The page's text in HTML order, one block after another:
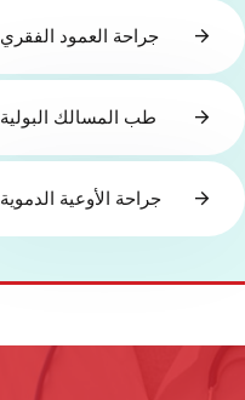
جراحة العمود الفقري
طب المسالك البولية
جراحة الأوعية الدموية